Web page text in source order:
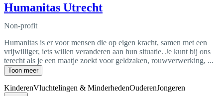
Humanitas Utrecht
Non-profit
Humanitas is er voor mensen die op eigen kracht, samen met een
vrijwilliger, iets willen veranderen aan hun situatie. Je kunt bij ons
terecht als je een maatje zoekt voor geldzaken, rouwverwerking, ...
Toon meer
KinderenVluchtelingen & MinderhedenOuderenJongeren